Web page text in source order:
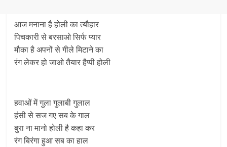
आज मनाना है होली का त्यौहार
पिचकारी से बरसाओ सिर्फ प्यार
मौका है अपनों से गीले मिटाने का
रंग लेकर हो जाओ तैयार हैप्पी होली
हवाओं में गुला गुलाबी गुलाल
हंसी से सज गए सब के गाल
बुरा ना मानो होली है कहा कर
रंग बिरंगा हुआ सब का हाल